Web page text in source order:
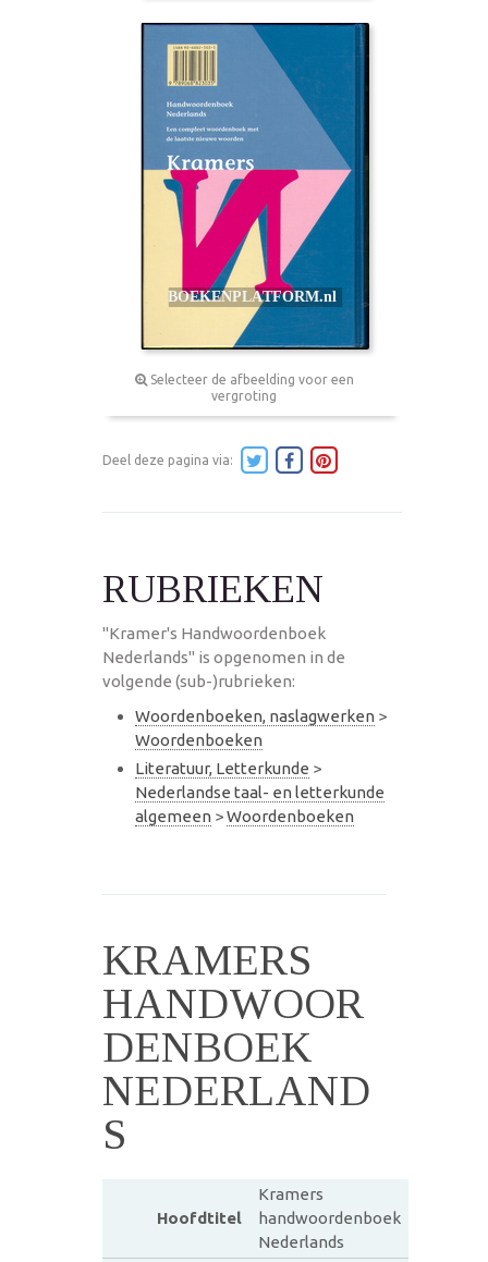
Selecteer de afbeelding voor een
vergroting
Deel deze pagina via:
RUBRIEKEN
"Kramer's Handwoordenboek
Nederlands" is opgenomen in de
volgende (sub-)rubrieken:
Woordenboeken, naslagwerken >
Woordenboeken
Literatuur, Letterkunde >
Nederlandse taal- en letterkunde
algemeen >Woordenboeken
KRAMERS
HANDWOOR
DENBOEK
NEDERLAND
S
Hoofdtitel
Kramers
handwoordenboek
Nederlands